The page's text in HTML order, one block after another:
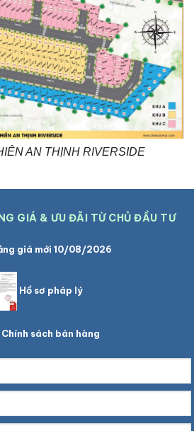
AN THỊNH RIVERSIDE
GIÁ & ƯU ĐÃI TỪ CHỦ ĐẦU TƯ
giá mới 10/08/2026
Hồ sơ pháp lý
Chính sách bán hàng